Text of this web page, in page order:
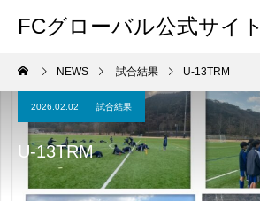
FCグローバル公式サイト
NEWS 試合結果 U-13TRM
2026.02.02 試合結果
U-13TRM